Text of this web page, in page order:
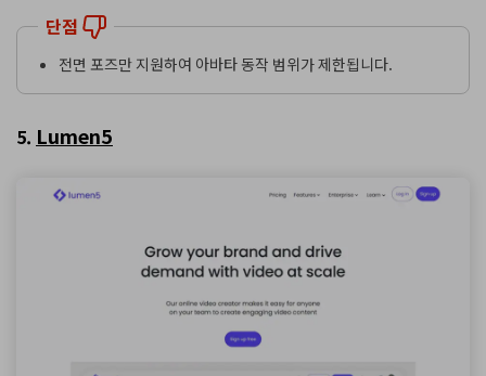
단점
전면 포즈만 지원하여 아바타 동작 범위가 제한됩니다.
5. Lumen5